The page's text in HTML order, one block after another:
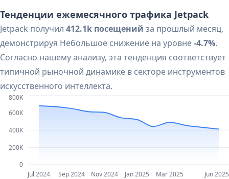
Тенденции ежемесячного трафика Jetpack
Jetpack получил 412.1k посещений за прошлый месяц,
демонстрируя Небольшое снижение на уровне-4.7%.
Согласно нашему анализу, эта тенденция соответствует
типичной рыночной динамике в секторе инструментов
искусственного интеллекта.
Jul 2024 Sep 2024 Nov 2024 Jan 2025 Mar 2025 Jun 2025
0
200K
400K
600K
800K